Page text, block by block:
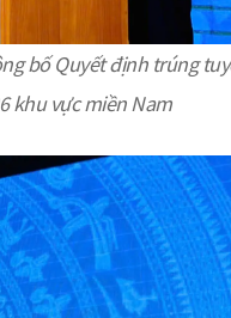
bố Quyết định trúng
khu vực miền Nam